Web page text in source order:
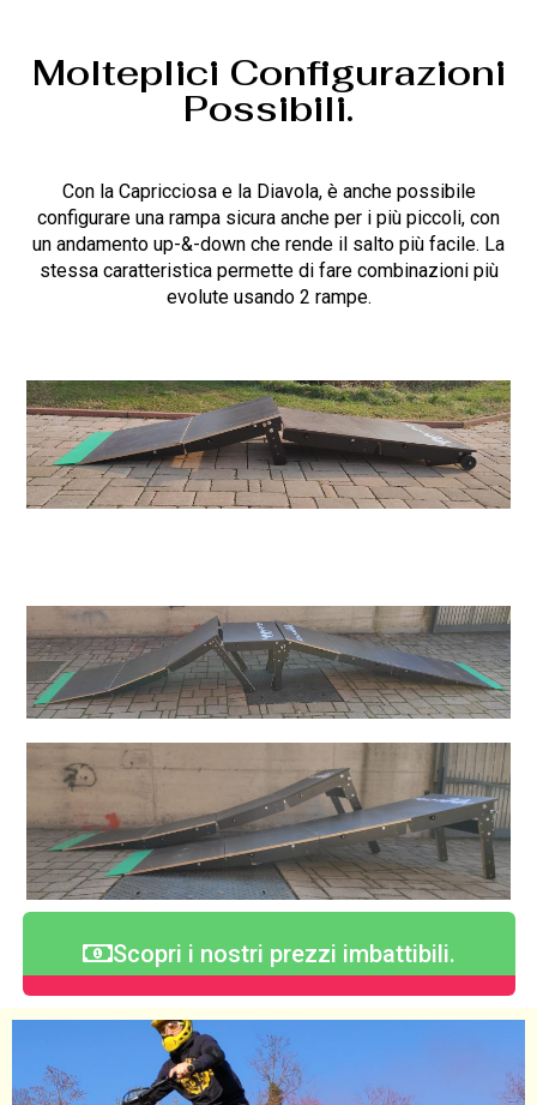
Molteplici Configurazioni
Possibili.
Con la Capricciosa e la Diavola, è anche possibile
configurare una rampa sicura anche per i più piccoli, con
un andamento up-&-down che rende il salto più facile. La
stessa caratteristica permette di fare combinazioni più
evolute usando 2 rampe.
Scopri i nostri prezzi imbattibili.